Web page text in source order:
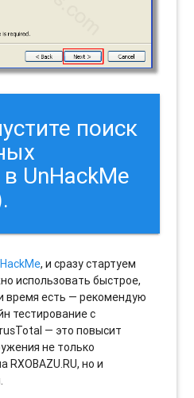
поиск
UnHackMe
, и сразу стартуем
использовать быстрое,
время есть — рекомендую
тестирование с
— это повысит
не только
RXOBAZU.RU, но и